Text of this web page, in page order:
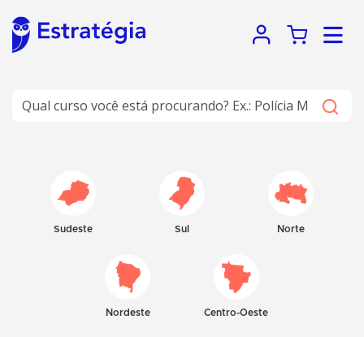
Sudeste Sul Norte
Nordeste Centro-Oeste